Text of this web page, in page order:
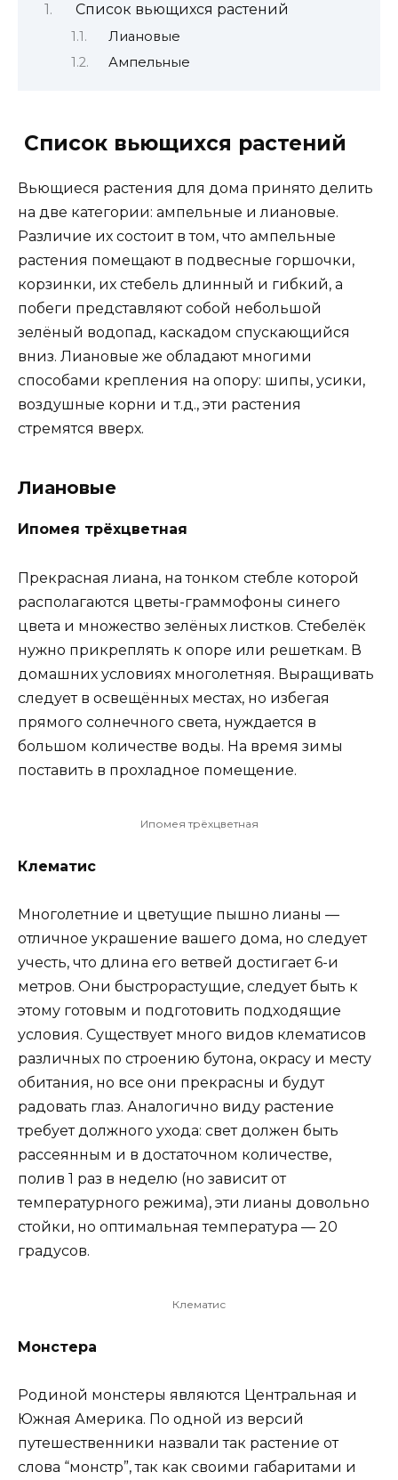
Список вьющихся растений
Лиановые
Ампельные
Список вьющихся растений
Вьющиеся растения для дома принято делить
на две категории: ампельные и лиановые.
Различие их состоит в том, что ампельные
растения помещают в подвесные горшочки,
корзинки, их стебель длинный и гибкий, а
побеги представляют собой небольшой
зелёный водопад, каскадом спускающийся
вниз. Лиановые же обладают многими
способами крепления на опору: шипы, усики,
воздушные корни и т.д., эти растения
стремятся вверх.
Лиановые
Ипомея трёхцветная
Прекрасная лиана, на тонком стебле которой
располагаются цветы-граммофоны синего
цвета и множество зелёных листков. Стебелёк
нужно прикреплять к опоре или решеткам. В
домашних условиях многолетняя. Выращивать
следует в освещённых местах, но избегая
прямого солнечного света, нуждается в
большом количестве воды. На время зимы
поставить в прохладное помещение.
Ипомея трёхцветная
Клематис
Многолетние и цветущие пышно лианы —
отличное украшение вашего дома, но следует
учесть, что длина его ветвей достигает 6-и
метров. Они быстрорастущие, следует быть к
этому готовым и подготовить подходящие
условия. Существует много видов клематисов
различных по строению бутона, окрасу и месту
обитания, но все они прекрасны и будут
радовать глаз. Аналогично виду растение
требует должного ухода: свет должен быть
рассеянным и в достаточном количестве,
полив 1 раз в неделю (но зависит от
температурного режима), эти лианы довольно
стойки, но оптимальная температура — 20
градусов.
Клематис
Монстера
Родиной монстеры являются Центральная и
Южная Америка. По одной из версий
путешественники назвали так растение от
слова “монстр”, так как своими габаритами и